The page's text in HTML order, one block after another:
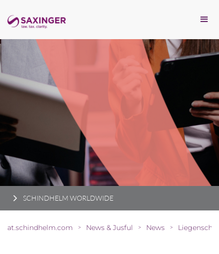
SCHINDHELM WORLDWIDE
at.schindhelm.com > News & Jusful > News >